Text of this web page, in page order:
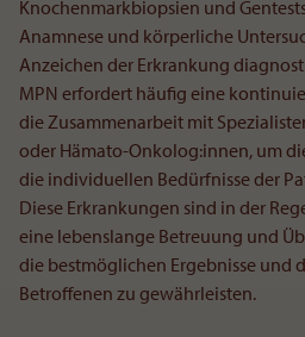
Knochenmarkbiopsien und
Anamnese und körperliche
Anzeichen der Erkrankung
MPN erfordert häufig eine
die Zusammenarbeit mit
oder Hämato-Onkolog:innen, um
die individuellen Bedürfnisse der
Diese Erkrankungen sind in der
eine lebenslange Betreuung und
die bestmöglichen Ergebnisse und
Betroffenen zu gewährleisten.